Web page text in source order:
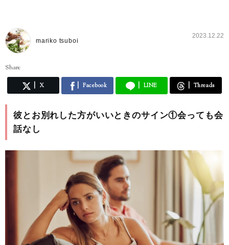
mariko tsuboi
2023.12.22
Share
X Facebook LINE Threads
彼とお別れした方がいいときのサイン①会っても会
話なし